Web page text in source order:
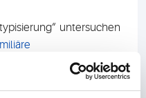
untersuchen
die für bis zu
Werden keine